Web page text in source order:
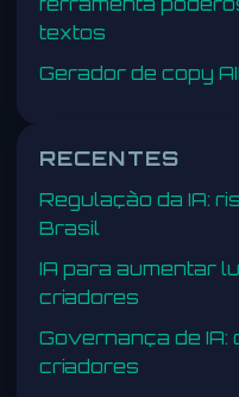
textos
Gerador de copy
RECENTES
Regulação da IA:
Brasil
IA para aumentar
criadores
Governança de IA:
criadores